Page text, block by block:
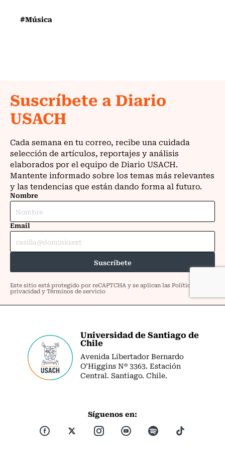
#Música
Universidad de Santiago de
Chile
Avenida Libertador Bernardo
O’Higgins Nº 3363. Estación
Central. Santiago. Chile.
Síguenos en: